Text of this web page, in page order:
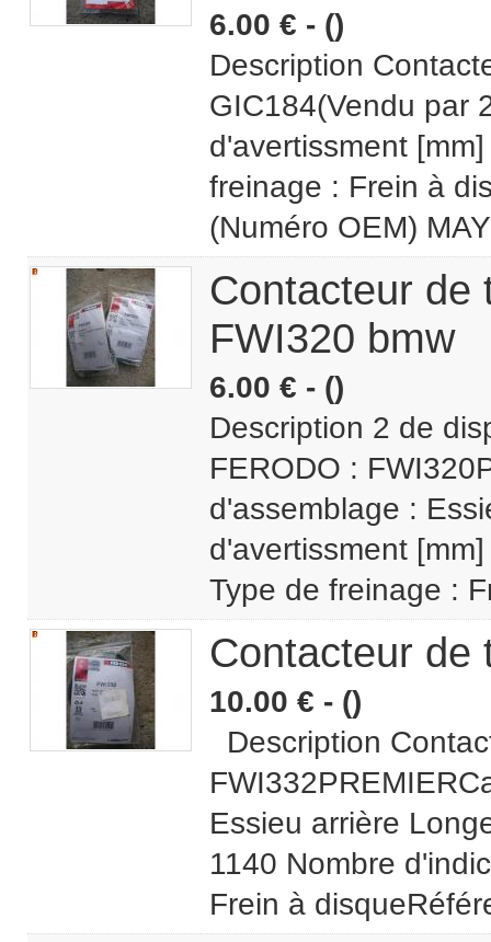
6.00 € - ()
Description
GIC184(Vendu par
d'avertissment
freinage : Frein à
(Numéro OEM)
Contacteur de
FWI320 bmw
6.00 € - ()
Description 2 de
FERODO :
d'assemblage :
d'avertissment
Type de freinage :
Contacteur de
10.00 € - ()
Description
Essieu arrière
1140 Nombre
Frein à